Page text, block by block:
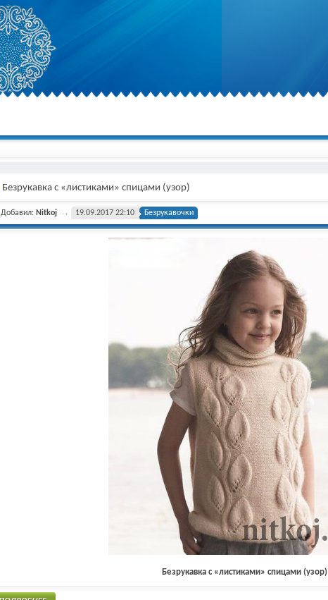
Безрукавка с «листиками» спицами (узор)
Добавил: Nitkoj 19.09.2017 22:10 Безрукавочки
Безрукавка с «листиками» спицами (узор)